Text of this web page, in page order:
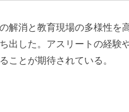
解消と教育現場の多様性を
出した。アスリートの経験
ことが期待されている。